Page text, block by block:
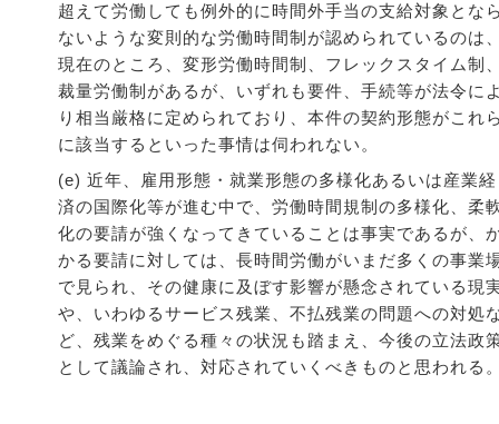
超えて労働しても例外的に時間外手当の支給対象とな
ないような変則的な労働時間制が認められているのは
現在のところ、変形労働時間制、フレックスタイム制
裁量労働制があるが、いずれも要件、手続等が法令に
り相当厳格に定められており、本件の契約形態がこれ
に該当するといった事情は伺われない。
(e) 近年、雇用形態・就業形態の多様化あるいは産業経
済の国際化等が進む中で、労働時間規制の多様化、柔
化の要請が強くなってきていることは事実であるが、
かる要請に対しては、長時間労働がいまだ多くの事業
で見られ、その健康に及ぼす影響が懸念されている現
や、いわゆるサービス残業、不払残業の問題への対処
ど、残業をめぐる種々の状況も踏まえ、今後の立法政
として議論され、対応されていくべきものと思われる